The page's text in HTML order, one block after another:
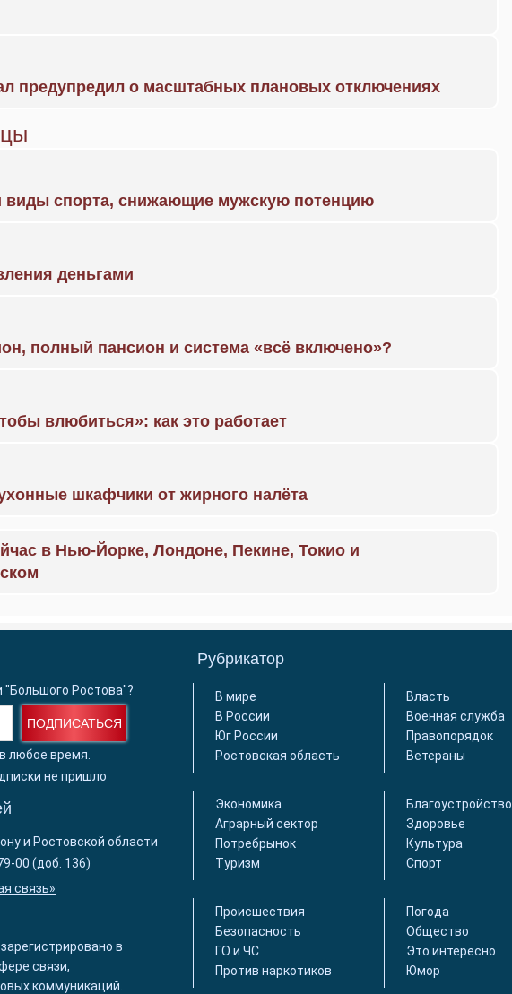
предупредил о масштабных плановых отключениях
виды спорта, снижающие мужскую потенцию
деньгами
полный пансион и система «всё включено»?
влюбиться»: как это работает
шкафчики от жирного налёта
в Нью-Йорке, Лондоне, Пекине, Токио и
"Большого Ростова"?
ПОДПИСАТЬСЯ
любое время.
не пришло
и Ростовской области
00 (доб. 136)
связь»
в
связи,
коммуникаций.
Рубрикатор
В мире
В России
Юг России
Ростовская область
Власть
Военная служба
Правопорядок
Ветераны
Экономика
Аграрный сектор
Потребрынок
Туризм
Благоустройство
Здоровье
Культура
Спорт
Происшествия
Безопасность
ГО и ЧС
Против наркотиков
Погода
Общество
Это интересно
Юмор